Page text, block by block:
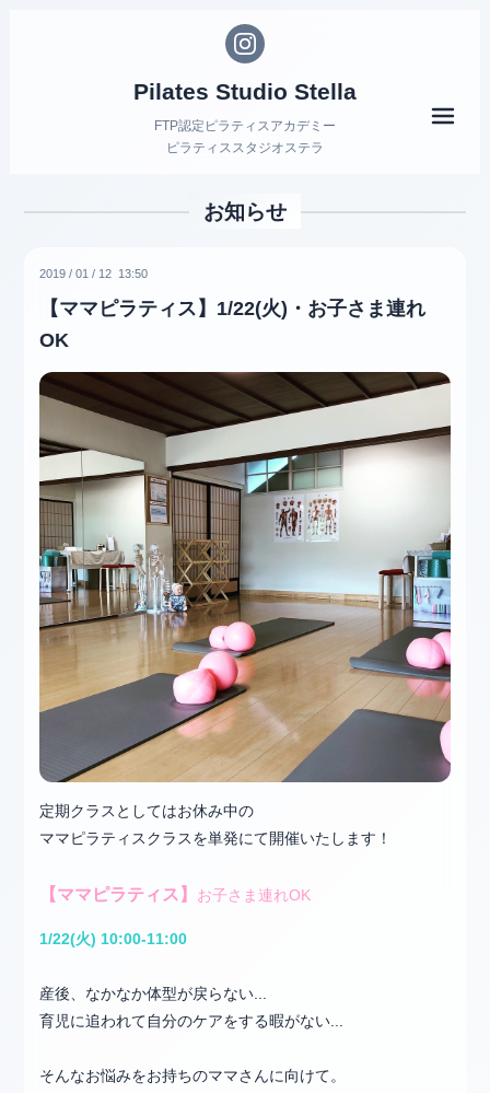
Pilates Studio Stella
FTP認定ピラティスアカデミー
ピラティススタジオステラ
お知らせ
2019 /01 / 12 13:50
【ママピラティス】1/22(火)・お子さま連れ
OK
定期クラスとしてはお休み中の
ママピラティスクラスを単発にて開催いたします！
【ママピラティス】 お子さま連れOK
1/22(火) 10:00-11:00
産後、なかなか体型が戻らない...
育児に追われて自分のケアをする暇がない...
そんなお悩みをお持ちのママさんに向けて。